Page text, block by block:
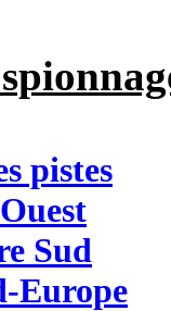
pistes
Sud
Europe